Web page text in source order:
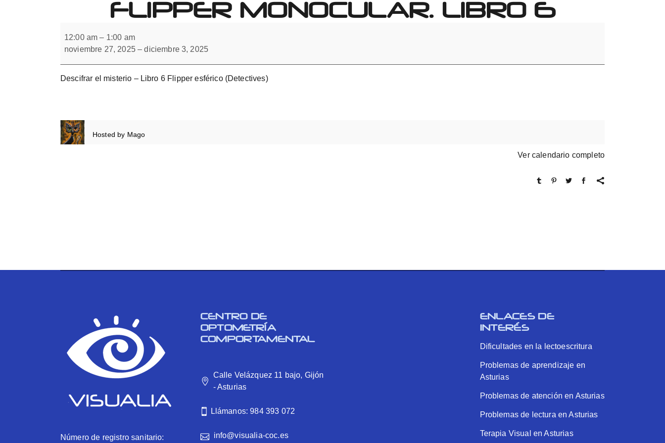
ForbrainFLIPPER MONOCULAR. LIBRO 6
el
misterio
con
monocular.
Libro
6
12:00 am – 1:00 am
noviembre 27, 2025 –diciembre 3, 2025
Descifrar el misterio – Libro 6 Flipper esférico (Detectives)
Hosted by Mago
Ver calendario completo
Número de registro sanitario:
CENTRO DE
OPTOMETRÍA
COMPORTAMENTAL
Calle Velázquez 11 bajo, Gijón
- Asturias
Llámanos: 984 393 072
info@visualia-coc.es
ENLACES DE
INTERÉS
Dificultades en la lectoescritura
Problemas de aprendizaje en
Asturias
Problemas de atención en Asturias
Problemas de lectura en Asturias
Terapia Visual en Asturias